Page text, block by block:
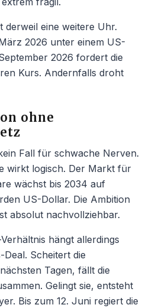
derweil eine weitere Uhr.
2026 unter einem US-
2026 fordert die
Kurs. Andernfalls droht
ohne
Fall für schwache Nerven.
wirkt logisch. Der Markt für
wächst bis 2034 auf
US-Dollar. Die Ambition
absolut nachvollziehbar.
hängt allerdings
Deal. Scheitert die
Tagen, fällt die
Gelingt sie, entsteht
Bis zum 12. Juni regiert die